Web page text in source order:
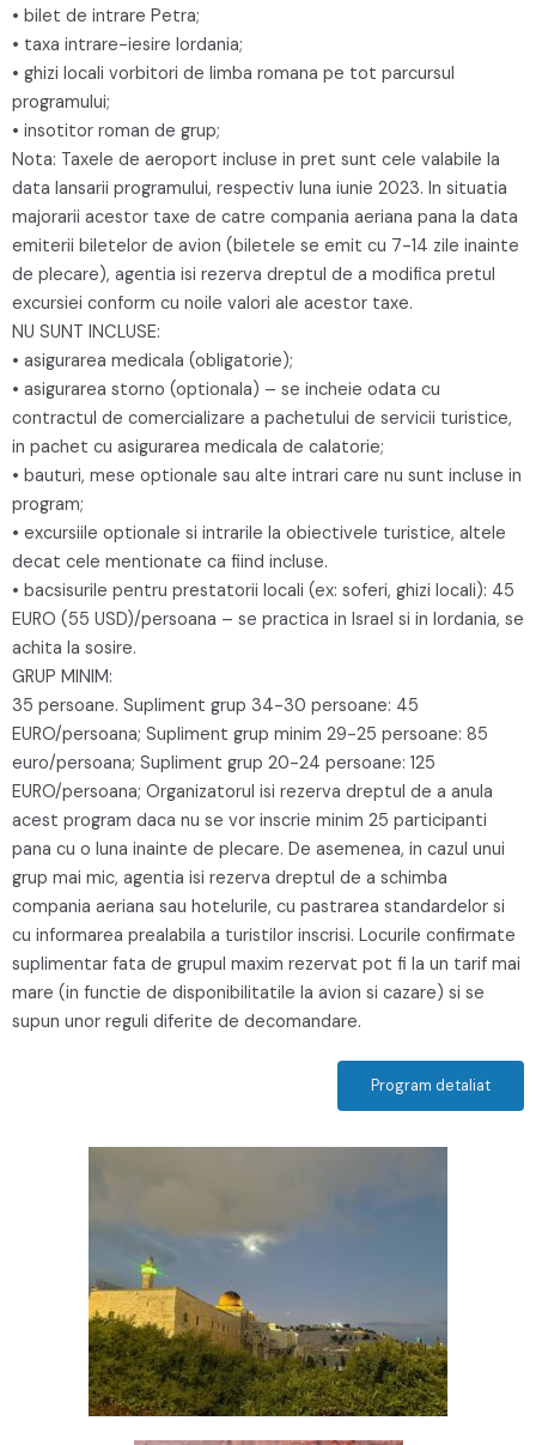
• bilet de intrare Petra;
• taxa intrare-iesire Iordania;
• ghizi locali vorbitori de limba romana pe tot parcursul
programului;
• insotitor roman de grup;
Nota: Taxele de aeroport incluse in pret sunt cele valabile la
data lansarii programului, respectiv luna iunie 2023. In situatia
majorarii acestor taxe de catre compania aeriana pana la data
emiterii biletelor de avion (biletele se emit cu 7-14 zile inainte
de plecare), agentia isi rezerva dreptul de a modifica pretul
excursiei conform cu noile valori ale acestor taxe.
NU SUNT INCLUSE:
• asigurarea medicala (obligatorie);
• asigurarea storno (optionala) – se incheie odata cu
contractul de comercializare a pachetului de servicii turistice,
in pachet cu asigurarea medicala de calatorie;
• bauturi, mese optionale sau alte intrari care nu sunt incluse in
program;
• excursiile optionale si intrarile la obiectivele turistice, altele
decat cele mentionate ca fiind incluse.
• bacsisurile pentru prestatorii locali (ex: soferi, ghizi locali): 45
EURO (55 USD)/persoana – se practica in Israel si in Iordania, se
achita la sosire.
GRUP MINIM:
35 persoane. Supliment grup 34-30 persoane: 45
EURO/persoana; Supliment grup minim 29-25 persoane: 85
euro/persoana; Supliment grup 20-24 persoane: 125
EURO/persoana; Organizatorul isi rezerva dreptul de a anula
acest program daca nu se vor inscrie minim 25 participanti
pana cu o luna inainte de plecare. De asemenea, in cazul unui
grup mai mic, agentia isi rezerva dreptul de a schimba
compania aeriana sau hotelurile, cu pastrarea standardelor si
cu informarea prealabila a turistilor inscrisi. Locurile confirmate
suplimentar fata de grupul maxim rezervat pot fi la un tarif mai
mare (in functie de disponibilitatile la avion si cazare) si se
supun unor reguli diferite de decomandare.
Program detaliat